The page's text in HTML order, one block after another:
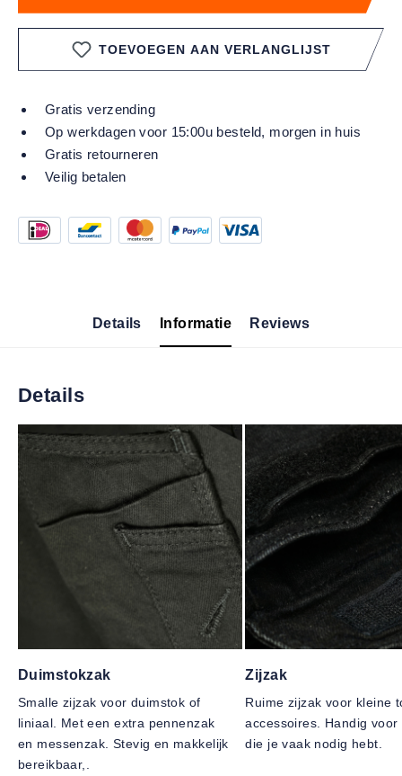
TOEVOEGEN AAN VERLANGLIJST
Gratis verzending
Op werkdagen voor 15:00u besteld, morgen in huis
Gratis retourneren
Veilig betalen
Details Informatie Reviews
Details
Duimstokzak
Smalle zijzak voor duimstok of
liniaal. Met een extra pennenzak
en messenzak. Stevig en makkelijk
bereikbaar,.
Zijzak
Ruime zijzak voor kleine
accessoires. Handig voor
die je vaak nodig hebt.